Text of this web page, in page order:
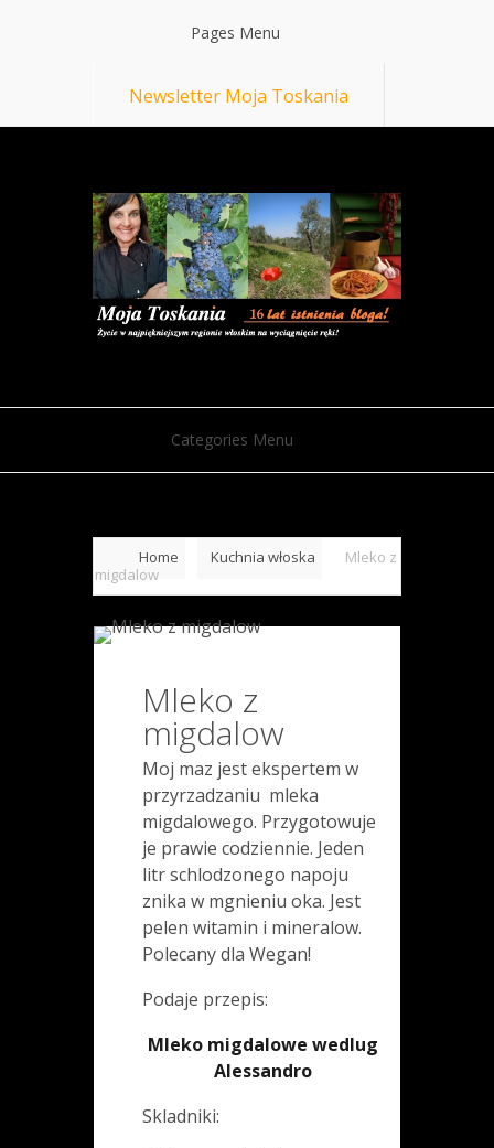
Pages Menu
Newsletter Moja Toskania
Categories Menu
Home Kuchnia włoska
Mleko z
migdalow
Mleko z
migdalow
Moj maz jest ekspertem w
przyrzadzaniu mleka
migdalowego. Przygotowuje
je prawie codziennie. Jeden
litr schlodzonego napoju
znika w mgnieniu oka. Jest
pelen witamin i mineralow.
Polecany dla Wegan!
Podaje przepis:
Mleko migdalowe wedlug
Alessandro
Skladniki: